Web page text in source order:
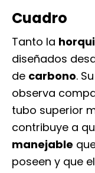
Cuadro
Tanto la
diseñados
de carbono.
observa
tubo superior
contribuye a
manejable
poseen y que